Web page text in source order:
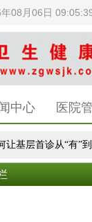
08月06日
中心 医院
层首诊从“有”到“